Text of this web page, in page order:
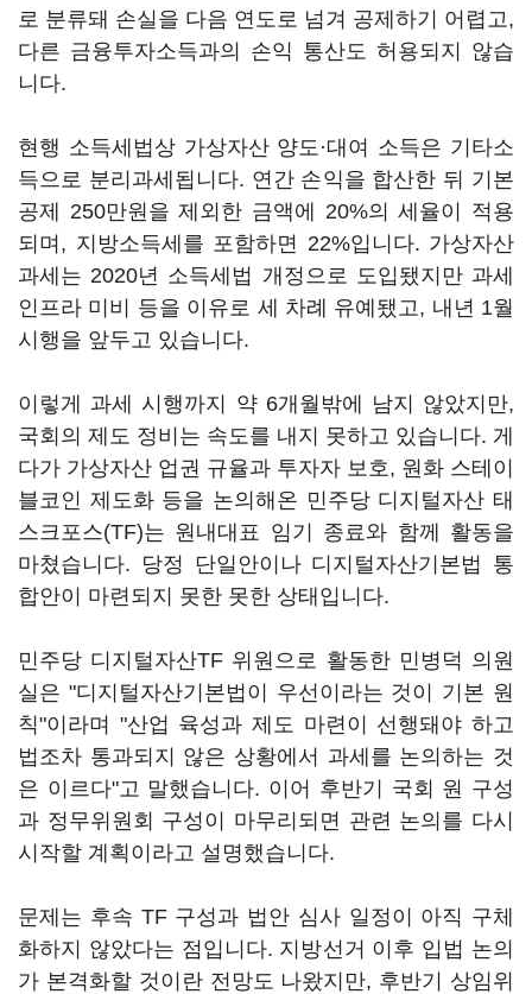
로 분류돼 손실을 다음 연도로 넘겨 공제하기 어렵고,
다른 금융투자소득과의 손익 통산도 허용되지 않습
니다.
현행 소득세법상 가상자산 양도·대여 소득은 기타소
득으로 분리과세됩니다. 연간 손익을 합산한 뒤 기본
공제 250만원을 제외한 금액에 20%의 세율이 적용
되며, 지방소득세를 포함하면 22%입니다. 가상자산
과세는 2020년 소득세법 개정으로 도입됐지만 과세
인프라 미비 등을 이유로 세 차례 유예됐고, 내년 1월
시행을 앞두고 있습니다.
이렇게 과세 시행까지 약 6개월밖에 남지 않았지만,
국회의 제도 정비는 속도를 내지 못하고 있습니다. 게
다가 가상자산 업권 규율과 투자자 보호, 원화 스테이
블코인 제도화 등을 논의해온 민주당 디지털자산 태
스크포스(TF)는 원내대표 임기 종료와 함께 활동을
마쳤습니다. 당정 단일안이나 디지털자산기본법 통
합안이 마련되지 못한 못한 상태입니다.
민주당 디지털자산TF 위원으로 활동한 민병덕 의원
실은 "디지털자산기본법이 우선이라는 것이 기본 원
칙"이라며 "산업 육성과 제도 마련이 선행돼야 하고
법조차 통과되지 않은 상황에서 과세를 논의하는 것
은 이르다"고 말했습니다. 이어 후반기 국회 원 구성
과 정무위원회 구성이 마무리되면 관련 논의를 다시
시작할 계획이라고 설명했습니다.
문제는 후속 TF 구성과 법안 심사 일정이 아직 구체
화하지 않았다는 점입니다. 지방선거 이후 입법 논의
가 본격화할 것이란 전망도 나왔지만, 후반기 상임위